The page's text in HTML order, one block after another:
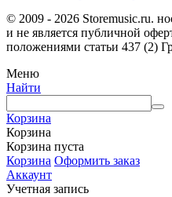
© 2009 - 2026 Storemusic.ru.
и не является публичной
положениями статьи 437 (2)
Меню
Найти
Корзина
Корзина
Корзина пуста
Корзина Оформить заказ
Аккаунт
Учетная запись